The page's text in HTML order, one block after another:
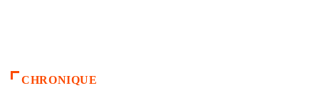
CHRONIQUE